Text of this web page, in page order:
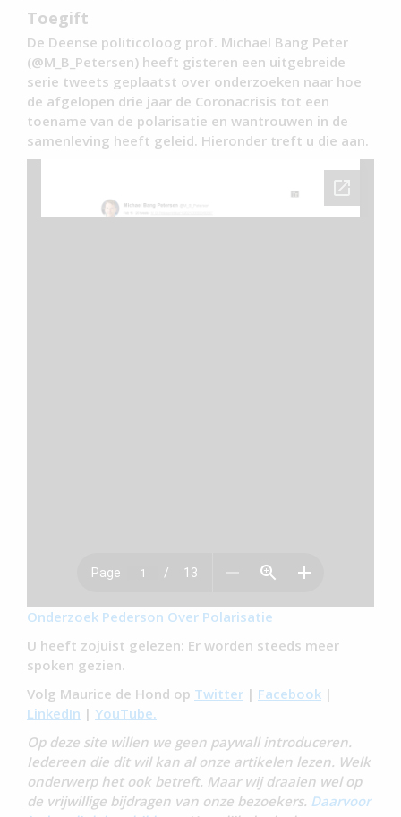
Toegift
De Deense politicoloog prof. Michael Bang Peter
(@M_B_Petersen) heeft gisteren een uitgebreide
serie tweets geplaatst over onderzoeken naar hoe
de afgelopen drie jaar de Coronacrisis tot een
toename van de polarisatie en wantrouwen in de
samenleving heeft geleid. Hieronder treft u die aan.
Onderzoek Pederson Over Polarisatie
U heeft zojuist gelezen: Er worden steeds meer
spoken gezien.
Volg Maurice de Hond op Twitter | Facebook |
LinkedIn | YouTube.
Op deze site willen we geen paywall introduceren.
Iedereen die dit wil kan al onze artikelen lezen. Welk
onderwerp het ook betreft. Maar wij draaien wel op
de vrijwillige bijdragen van onze bezoekers. Daarvoor